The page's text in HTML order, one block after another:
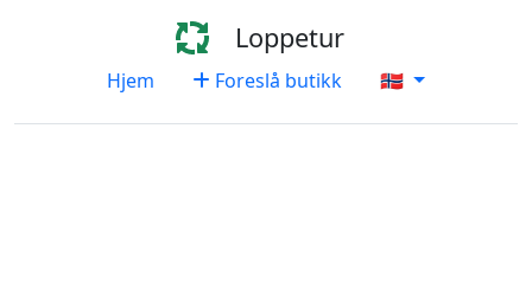
Loppetur
Hjem Foreslå butikk 🇳🇴